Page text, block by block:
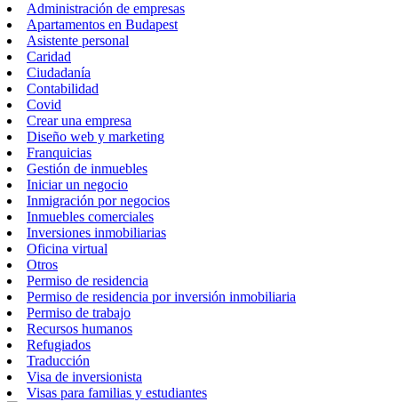
Administración de empresas
Apartamentos en Budapest
Asistente personal
Caridad
Ciudadanía
Contabilidad
Covid
Crear una empresa
Diseño web y marketing
Franquicias
Gestión de inmuebles
Iniciar un negocio
Inmigración por negocios
Inmuebles comerciales
Inversiones inmobiliarias
Oficina virtual
Otros
Permiso de residencia
Permiso de residencia por inversión inmobiliaria
Permiso de trabajo
Recursos humanos
Refugiados
Traducción
Visa de inversionista
Visas para familias y estudiantes